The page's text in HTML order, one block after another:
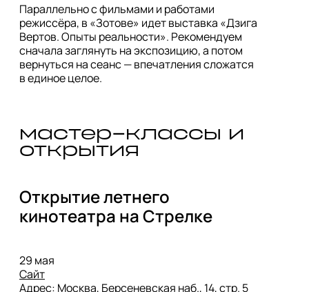
Параллельно с фильмами и работами
режиссёра, в «Зотове» идет выставка «Дзига
Вертов. Опыты реальности». Рекомендуем
сначала заглянуть на экспозицию, а потом
вернуться на сеанс — впечатления сложатся
в единое целое.
мастер-классы и
открытия
Открытие летнего
кинотеатра на Стрелке
Сайт